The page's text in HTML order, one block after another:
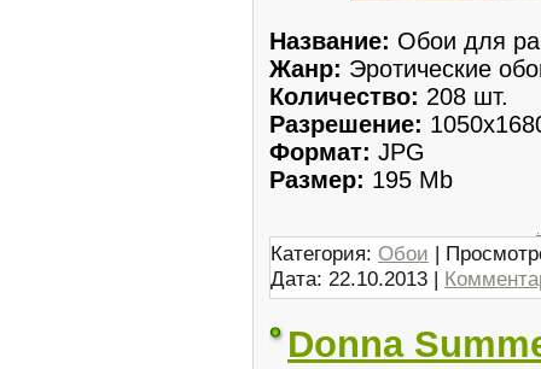
Название: Обои для
Жанр: Эротические
Количество: 208 шт.
Разрешение:
Формат: JPG
Размер: 195 Mb
Категория: Обои |
Дата: 22.10.2013 |
Donna